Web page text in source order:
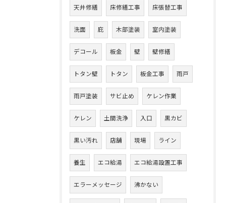
天井修繕 床修繕工事 床張替工事
洗面 庇 木部塗装 室内塗装
デコール 板金 壁 壁修繕
トタン壁 トタン 板金工事 雨戸
雨戸塗装 サビ止め ケレン作業
ケレン 土間洗浄 入口 黒カビ
黒い汚れ 店舗 現場 ライン
養生 エコ給湯 エコ給湯設置工事
エラーメッセージ 沸かない